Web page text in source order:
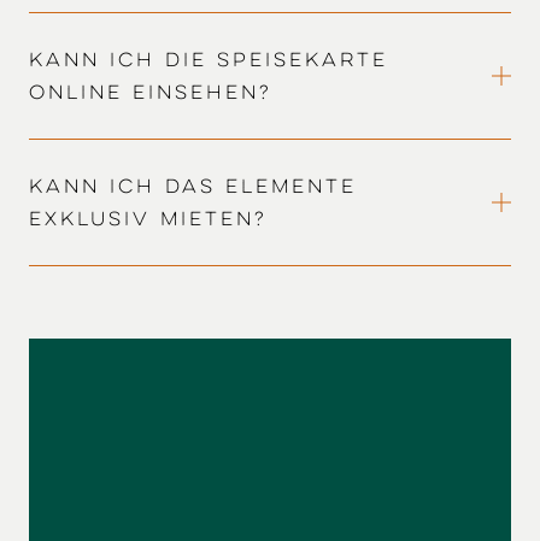
Kann ich die Speisekarte
online einsehen?
Kann ich das Elemente
exklusiv mieten?